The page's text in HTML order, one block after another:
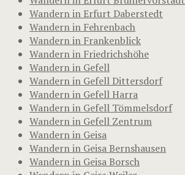
Wandern in Erfurt Daberstedt
Wandern in Fehrenbach
Wandern in Frankenblick
Wandern in Friedrichshöhe
Wandern in Gefell
Wandern in Gefell Dittersdorf
Wandern in Gefell Harra
Wandern in Gefell Tömmelsdorf
Wandern in Gefell Zentrum
Wandern in Geisa
Wandern in Geisa Bernshausen
Wandern in Geisa Borsch